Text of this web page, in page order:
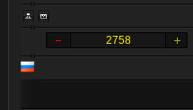
2758